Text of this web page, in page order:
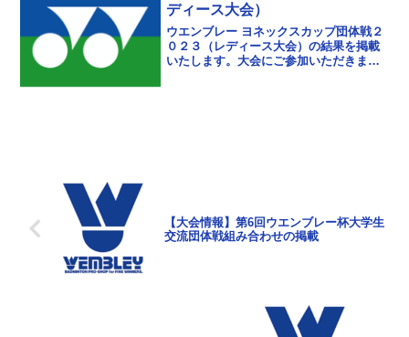
ディース大会）
ウエンブレー ヨネックスカップ団体戦２
０２３（レディース大会）の結果を掲載
いたします。大会にご参加いただきまし
【大会情報】第6回ウエンブレー杯大学生
交流団体戦組み合わせの掲載